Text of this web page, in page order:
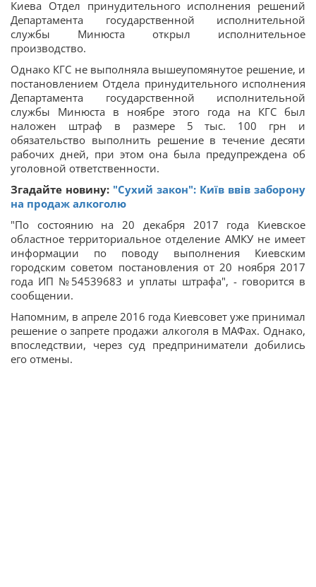
Киева Отдел принудительного исполнения решений
Департамента государственной исполнительной
службы Минюста открыл исполнительное
производство.
Однако КГС не выполняла вышеупомянутое решение, и
постановлением Отдела принудительного исполнения
Департамента государственной исполнительной
службы Минюста в ноябре этого года на КГС был
наложен штраф в размере 5 тыс. 100 грн и
обязательство выполнить решение в течение десяти
рабочих дней, при этом она была предупреждена об
уголовной ответственности.
Згадайте новину: "Сухий закон": Київ ввів заборону
на продаж алкоголю
"По состоянию на 20 декабря 2017 года Киевское
областное территориальное отделение АМКУ не имеет
информации по поводу выполнения Киевским
городским советом постановления от 20 ноября 2017
года ИП №54539683 и уплаты штрафа", - говорится в
сообщении.
Напомним, в апреле 2016 года Киевсовет уже принимал
решение о запрете продажи алкоголя в МАФах. Однако,
впоследствии, через суд предприниматели добились
его отмены.